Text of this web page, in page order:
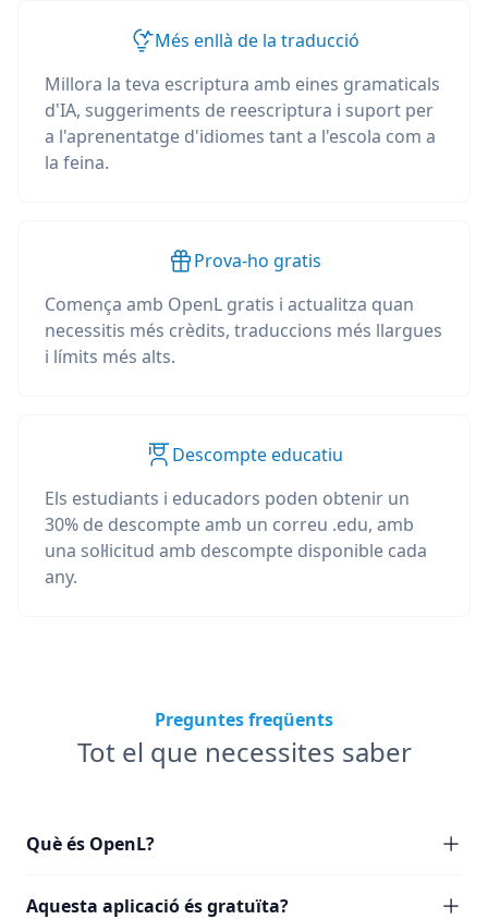
Més enllà de la traducció
Millora la teva escriptura amb eines gramaticals
d'IA, suggeriments de reescriptura i suport per
a l'aprenentatge d'idiomes tant a l'escola com a
la feina.
Prova-ho gratis
Comença amb OpenL gratis i actualitza quan
necessitis més crèdits, traduccions més llargues
i límits més alts.
Descompte educatiu
Els estudiants i educadors poden obtenir un
30% de descompte amb un correu .edu, amb
una sol·licitud amb descompte disponible cada
any.
Preguntes freqüents
Tot el que necessites saber
Què és OpenL?
Aquesta aplicació és gratuïta?